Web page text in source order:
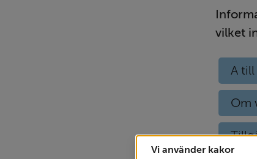
Vi använder kakor
vilket
A till
Om